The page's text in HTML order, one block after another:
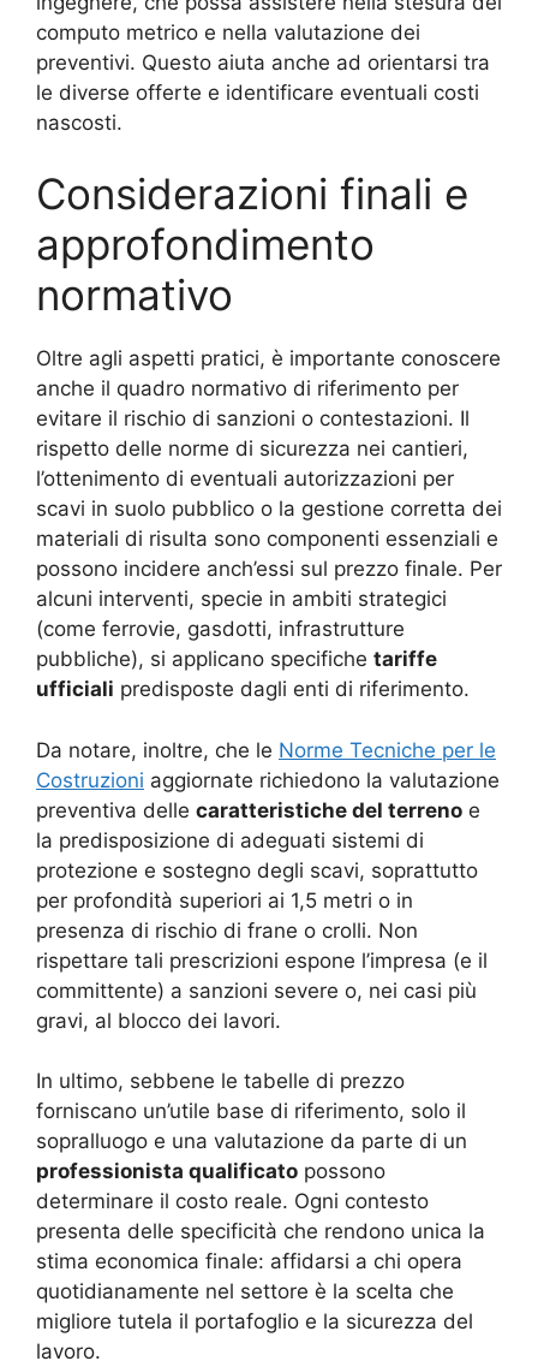
computo metrico e nella valutazione dei
preventivi. Questo aiuta anche ad orientarsi tra
le diverse offerte e identificare eventuali costi
nascosti.
Considerazioni finali e
approfondimento
normativo
Oltre agli aspetti pratici, è importante conoscere
anche il quadro normativo di riferimento per
evitare il rischio di sanzioni o contestazioni. Il
rispetto delle norme di sicurezza nei cantieri,
l’ottenimento di eventuali autorizzazioni per
scavi in suolo pubblico o la gestione corretta dei
materiali di risulta sono componenti essenziali e
possono incidere anch’essi sul prezzo finale. Per
alcuni interventi, specie in ambiti strategici
(come ferrovie, gasdotti, infrastrutture
pubbliche), si applicano specifiche tariffe
ufficiali predisposte dagli enti di riferimento.
Da notare, inoltre, che le Norme Tecniche per le
Costruzioni aggiornate richiedono la valutazione
preventiva delle caratteristiche del terreno e
la predisposizione di adeguati sistemi di
protezione e sostegno degli scavi, soprattutto
per profondità superiori ai 1,5 metri o in
presenza di rischio di frane o crolli. Non
rispettare tali prescrizioni espone l’impresa (e il
committente) a sanzioni severe o, nei casi più
gravi, al blocco dei lavori.
In ultimo, sebbene le tabelle di prezzo
forniscano un’utile base di riferimento, solo il
sopralluogo e una valutazione da parte di un
professionista qualificato possono
determinare il costo reale. Ogni contesto
presenta delle specificità che rendono unica la
stima economica finale: affidarsi a chi opera
quotidianamente nel settore è la scelta che
migliore tutela il portafoglio e la sicurezza del
lavoro.